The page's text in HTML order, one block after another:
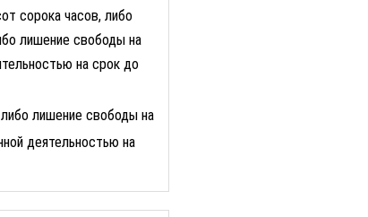
сорока часов, либо
лишение свободы на
на срок до
лишение свободы на
деятельностью на